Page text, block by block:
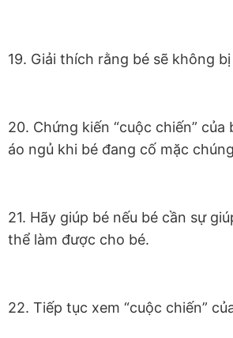
19. Giải thích rằng bé sẽ không bị
20. Chứng kiến “cuộc chiến” của
áo ngủ khi bé đang cố mặc
21. Hãy giúp bé nếu bé cần sự
thể làm được cho bé.
22. Tiếp tục xem “cuộc chiến”